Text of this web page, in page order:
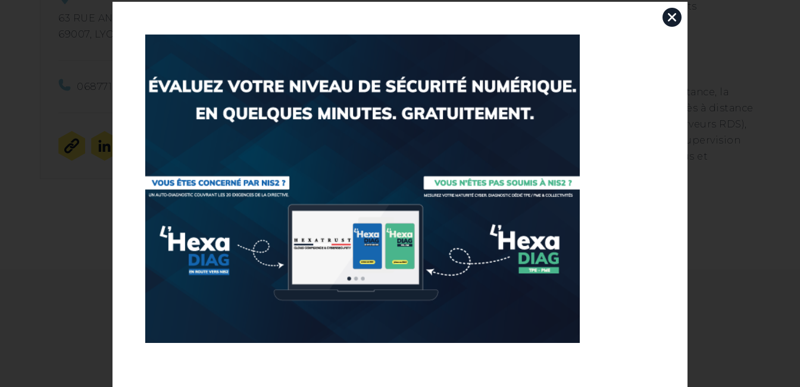
63 RUE ANDRE BOLLIER
69007, LYON
0687718073
simplifier le déploiement de ses Serveurs d'Applications et de réduire ses coûts
TSplus propose des solutions logicielles simples et efficaces pour l’accès à distance, la
cybersécurité et la supervision IT. Sa gamme inclut TSplus Remote Access (accès à distance
sécurisé aux applications Windows), Advanced Security (cybersécurité pour serveurs RDS),
Remote Support (support à distance sans installation) et Server Monitoring (supervision
des serveurs). Plus de 700 000 entreprises dans 120 pays font confiance à TSplus et